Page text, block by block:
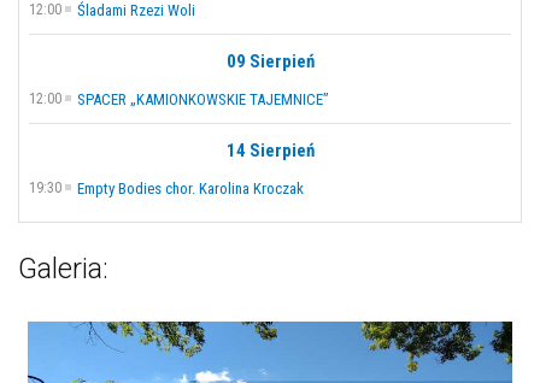
12:00 Śladami Rzezi Woli
09 Sierpień
12:00 SPACER „KAMIONKOWSKIE TAJEMNICE”
14 Sierpień
19:30 Empty Bodies chor. Karolina Kroczak
Galeria: